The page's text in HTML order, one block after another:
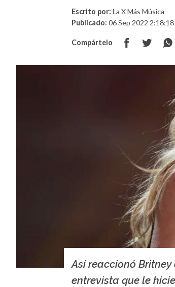
Escrito por: La X Más Música
Publicado: 06 Sep 2022 2:18:18
Compártelo
Así reaccionó
entrevista que le